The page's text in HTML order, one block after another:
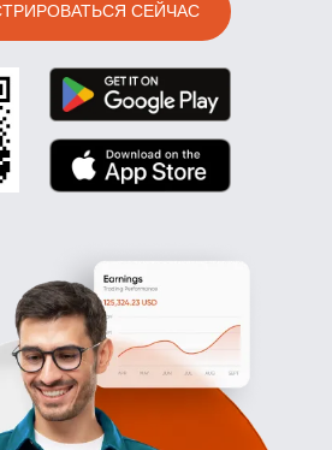
СЕЙЧАС